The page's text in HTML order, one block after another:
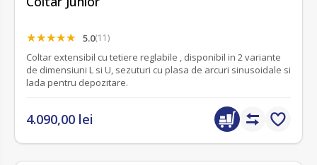
5.0(11)
Coltar extensibil cu tetiere reglabile , disponibil in 2 variante
de dimensiuni L si U, sezuturi cu plasa de arcuri sinusoidale si
lada pentru depozitare.
4.090,00 lei